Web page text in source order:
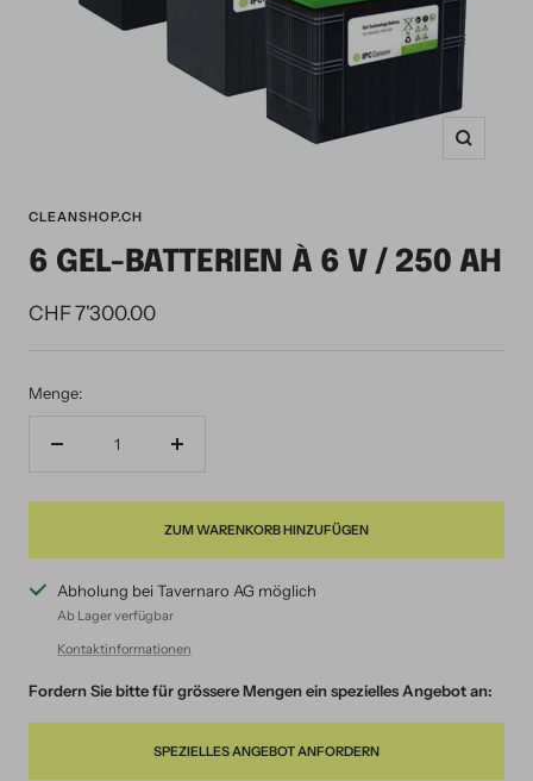
Zoom
CLEANSHOP.CH
6 GEL-BATTERIEN À 6 V / 250 AH
Angebotspreis
CHF 7'300.00
Menge:
Menge
ZUM WARENKORB HINZUFÜGEN
Abholung bei Tavernaro AG möglich
Ab Lager verfügbar
Kontaktinformationen
Fordern Sie bitte für grössere Mengen ein spezielles Angebot an:
SPEZIELLES ANGEBOT ANFORDERN